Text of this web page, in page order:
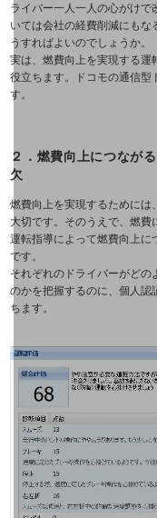
セキュリティ対策
遠隔監視
自動化・省電化
業種・業態で探す
業種・業態で探すTOP
自治体
一次産業
医療・介護
観光
教育
モビリティ
製造・建設業
ライバー一人一人の心がけで
いては会社の経費削減にも
うすればよいのでしょうか。
実は、燃費向上を実現する運
役立ちます。ドコモの通信型
す。
２．燃費向上につなが
欠
燃費向上を実現するためには
大切です。そのうえで、燃費
運転指導によって燃費向上に
です。
それぞれのドライバーがどの
のかを把握するのに、個人認
ちます。